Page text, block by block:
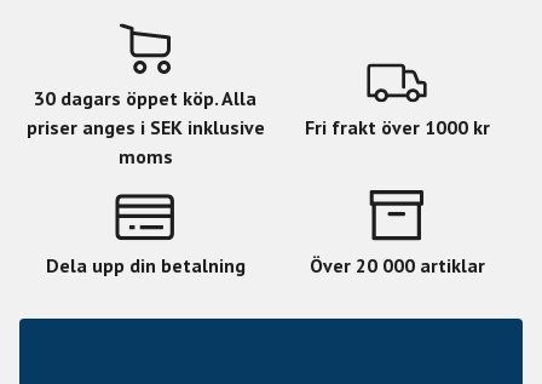
30 dagars öppet köp. Alla
priser anges i SEK inklusive
moms
Fri frakt över 1000 kr
Dela upp din betalning Över 20 000 artiklar